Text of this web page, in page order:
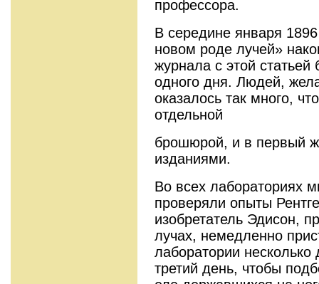
профессора.
В середине января
новом роде лучей»
журнала с этой
одного дня. Людей,
оказалось так много,
отдельной
брошюрой, и в первый
изданиями.
Во всех лабораториях
проверяли опыты
изо­бретатель Эдисон,
лучах, немедленно
лаборато­рии
третий день, чтобы